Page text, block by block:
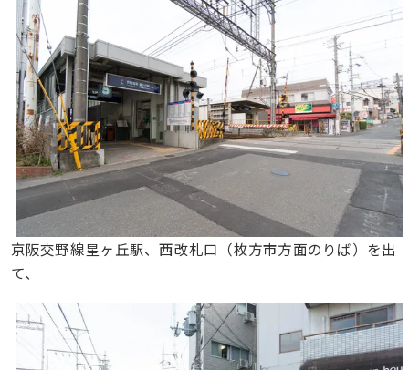
京阪交野線星ヶ丘駅、西改札口（枚方市方面のりば）を出
て、